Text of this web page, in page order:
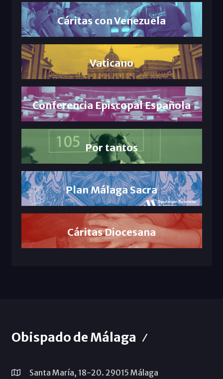
Cáritas con Venezuela
Vaticano
Conferencia Episcopal Española
Por tantos
Plan Málaga Sacra
Cáritas Diocesana
Obispado de Málaga
Santa María, 18-20. 29015 Málaga